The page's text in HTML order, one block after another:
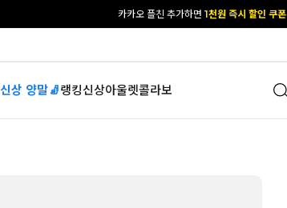
[공식몰 단독] 앱 다운받고2% 결제 할인 받기
신상 양말🧦랭킹신상아울렛콜라보